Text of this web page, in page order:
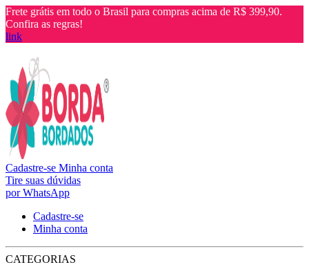
Frete grátis em todo o Brasil para compras acima de R$ 399,90.
Confira as regras!
link
Cadastre-se Minha conta
Tire suas dúvidas
por WhatsApp
Cadastre-se
Minha conta
CATEGORIAS